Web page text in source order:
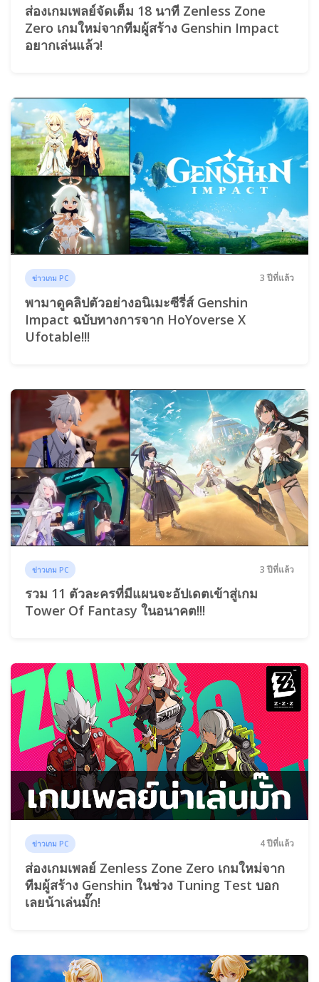
ส่องเกมเพลย์จัดเต็ม 18 นาที Zenless Zone
Zero เกมใหม่จากทีมผู้สร้าง Genshin Impact
อยากเล่นแล้ว!
ข่าวเกม PC 3 ปีที่แล้ว
พามาดูคลิปตัวอย่างอนิเมะซีรี่ส์ Genshin
Impact ฉบับทางการจาก HoYoverse X
Ufotable!!!
ข่าวเกม PC 3 ปีที่แล้ว
รวม 11 ตัวละครที่มีแผนจะอัปเดตเข้าสู่เกม
Tower Of Fantasy ในอนาคต!!!
ข่าวเกม PC 4 ปีที่แล้ว
ส่องเกมเพลย์ Zenless Zone Zero เกมใหม่จาก
ทีมผู้สร้าง Genshin ในช่วง Tuning Test บอก
เลยน้าเล่นมั๊ก!